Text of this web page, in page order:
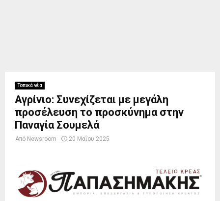
Τοπικά νέα
Αγρίνιο: Συνεχίζεται με μεγάλη
προσέλευση το προσκύνημα στην
Παναγία Σουμελά
Από Newsroom 20 Μαΐου 2025